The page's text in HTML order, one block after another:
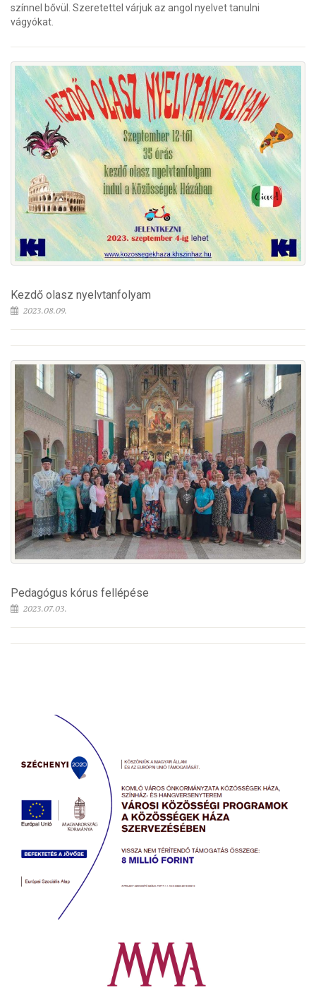
színnel bővül. Szeretettel várjuk az angol nyelvet tanulni
vágyókat.
Kezdő olasz nyelvtanfolyam
2023.08.09.
Pedagógus kórus fellépése
2023.07.03.